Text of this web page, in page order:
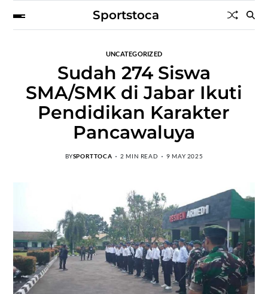
Sportstoca
UNCATEGORIZED
Sudah 274 Siswa
SMA/SMK di Jabar Ikuti
Pendidikan Karakter
Pancawaluya
BYSPORTTOCA 2 MIN READ 9 MAY 2025